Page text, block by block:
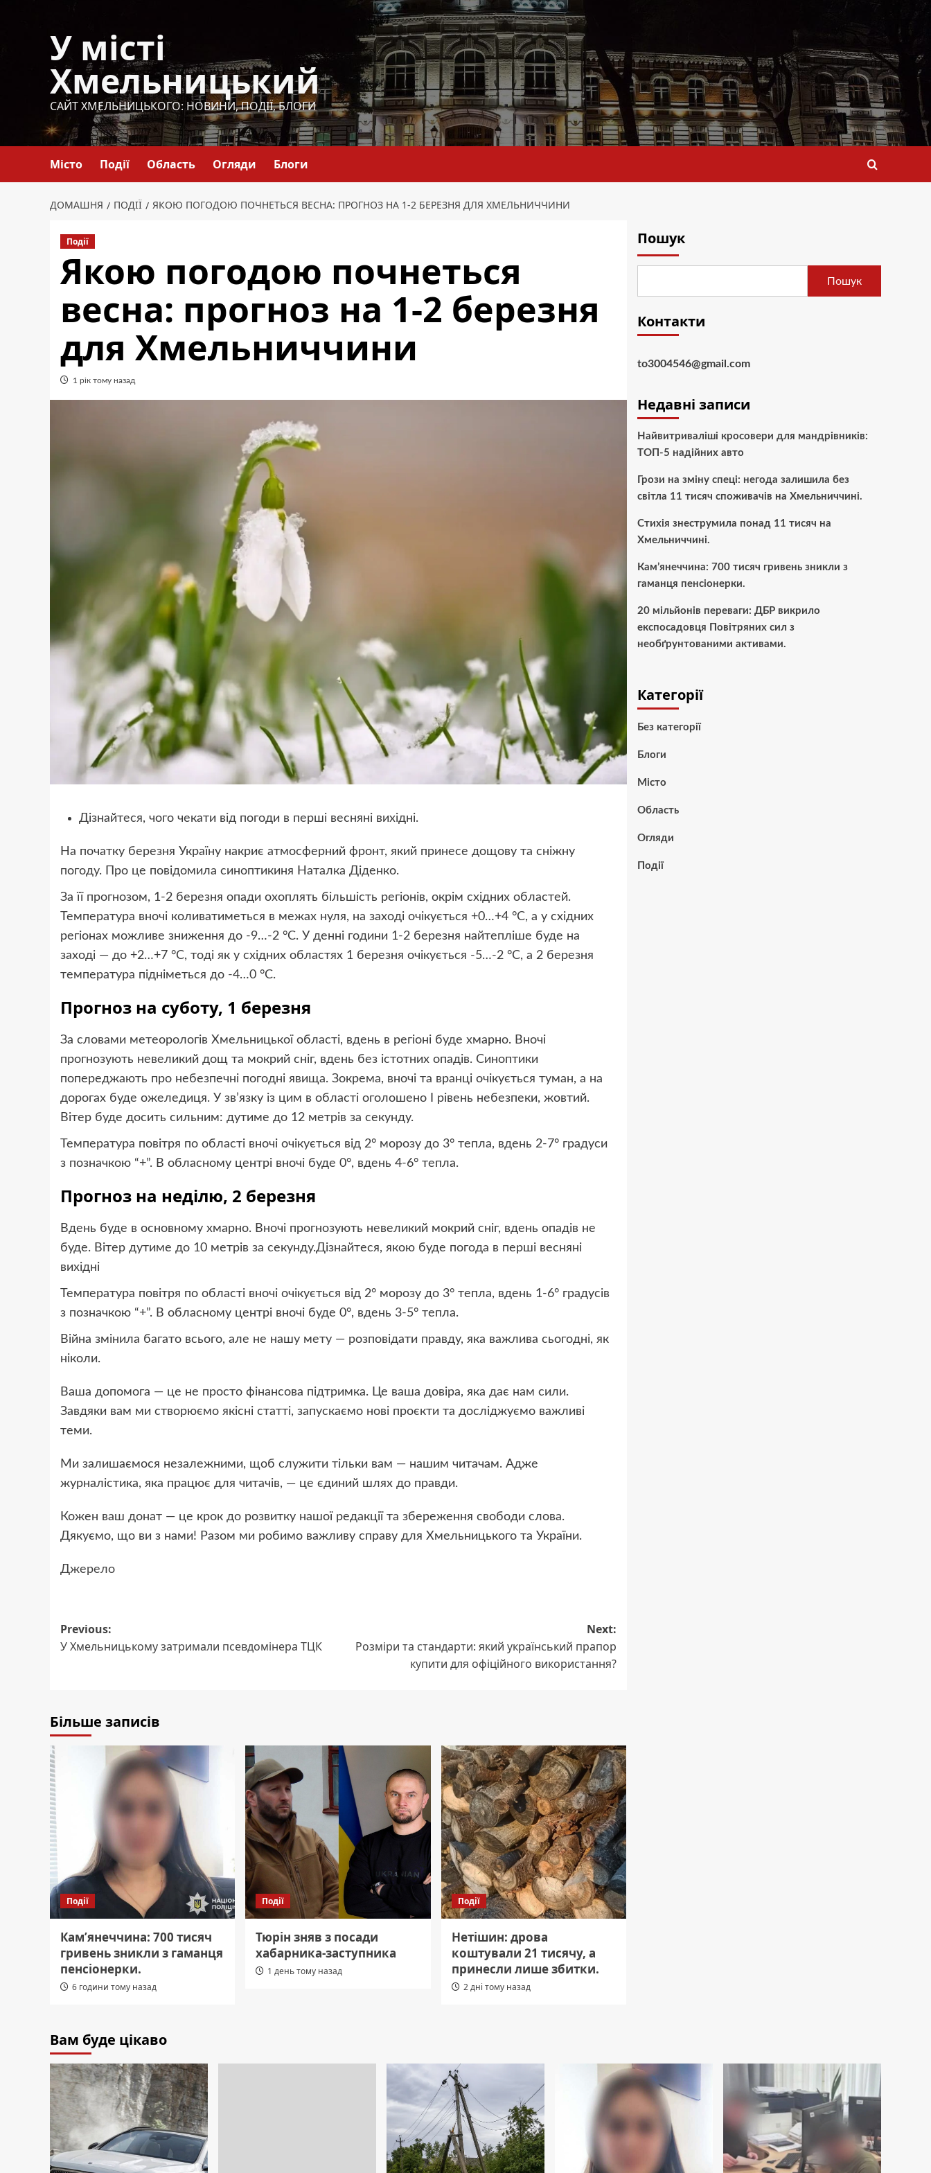
У місті
Хмельницький
САЙТ ХМЕЛЬНИЦЬКОГО: НОВИНИ, ПОДІЇ, БЛОГИ
Місто Події Область Огляди Блоги
ДОМАШНЯ ПОДІЇ ЯКОЮ ПОГОДОЮ ПОЧНЕТЬСЯ ВЕСНА: ПРОГНОЗ НА 1-2 БЕРЕЗНЯ ДЛЯ ХМЕЛЬНИЧЧИНИ
Події
Якою погодою почнеться
весна: прогноз на 1-2 березня
для Хмельниччини
1 рік тому назад
Дізнайтеся, чого чекати від погоди в перші весняні вихідні.
На початку березня Україну накриє атмосферний фронт, який принесе дощову та сніжну
погоду. Про це повідомила синоптикиня Наталка Діденко.
За її прогнозом, 1-2 березня опади охоплять більшість регіонів, окрім східних областей.
Температура вночі коливатиметься в межах нуля, на заході очікується +0…+4 °C, а у східних
регіонах можливе зниження до -9…-2 °C. У денні години 1-2 березня найтепліше буде на
заході — до +2…+7 °C, тоді як у східних областях 1 березня очікується -5…-2 °C, а 2 березня
температура підніметься до -4…0 °C.
Прогноз на суботу, 1 березня
За словами метеорологів Хмельницької області, вдень в регіоні буде хмарно. Вночі
прогнозують невеликий дощ та мокрий сніг, вдень без істотних опадів. Синоптики
попереджають про небезпечні погодні явища. Зокрема, вночі та вранці очікується туман, а на
дорогах буде ожеледиця. У зв’язку із цим в області оголошено І рівень небезпеки, жовтий.
Вітер буде досить сильним: дутиме до 12 метрів за секунду.
Температура повітря по області вночі очікується від 2° морозу до 3° тепла, вдень 2-7° градуси
з позначкою “+”. В обласному центрі вночі буде 0°, вдень 4-6° тепла.
Прогноз на неділю, 2 березня
Вдень буде в основному хмарно. Вночі прогнозують невеликий мокрий сніг, вдень опадів не
буде. Вітер дутиме до 10 метрів за секунду.Дізнайтеся, якою буде погода в перші весняні
вихідні
Температура повітря по області вночі очікується від 2° морозу до 3° тепла, вдень 1-6° градусів
з позначкою “+”. В обласному центрі вночі буде 0°, вдень 3-5° тепла.
Війна змінила багато всього, але не нашу мету — розповідати правду, яка важлива сьогодні, як
ніколи.
Ваша допомога — це не просто фінансова підтримка. Це ваша довіра, яка дає нам сили.
Завдяки вам ми створюємо якісні статті, запускаємо нові проєкти та досліджуємо важливі
теми.
Ми залишаємося незалежними, щоб служити тільки вам — нашим читачам. Адже
журналістика, яка працює для читачів, — це єдиний шлях до правди.
Кожен ваш донат — це крок до розвитку нашої редакції та збереження свободи слова.
Дякуємо, що ви з нами! Разом ми робимо важливу справу для Хмельницького та України.
Джерело
Post
navigation
Previous:
У Хмельницькому затримали псевдомінера ТЦК
Next:
Розміри та стандарти: який український прапор
купити для офіційного використання?
Більше записів
Події
Кам’янеччина: 700 тисяч
гривень зникли з гаманця
пенсіонерки.
6 години тому назад
Події
Тюрін зняв з посади
хабарника-заступника
1 день тому назад
Події
Нетішин: дрова
коштували 21 тисячу, а
принесли лише збитки.
2 дні тому назад
Пошук
Пошук
Контакти
to3004546@gmail.com
Недавні записи
Найвитриваліші кросовери для мандрівників:
ТОП-5 надійних авто
Грози на зміну спеці: негода залишила без
світла 11 тисяч споживачів на Хмельниччині.
Стихія знеструмила понад 11 тисяч на
Хмельниччині.
Кам’янеччина: 700 тисяч гривень зникли з
гаманця пенсіонерки.
20 мільйонів переваги: ДБР викрило
експосадовця Повітряних сил з
необґрунтованими активами.
Категорії
Без категорії
Блоги
Місто
Область
Огляди
Події
Вам буде цікаво